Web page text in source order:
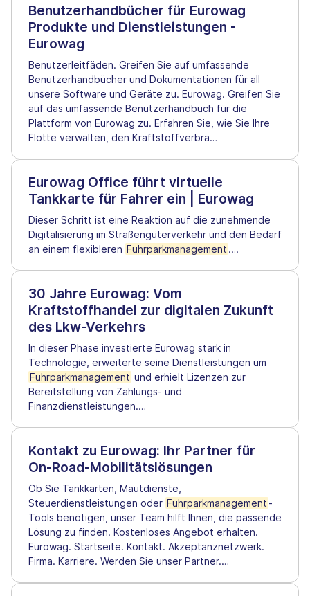
Benutzerhandbücher für Eurowag
Produkte und Dienstleistungen -
Eurowag
Benutzerleitfäden. Greifen Sie auf umfassende
Benutzerhandbücher und Dokumentationen für all
unsere Software und Geräte zu. Eurowag. Greifen Sie
auf das umfassende Benutzerhandbuch für die
Plattform von Eurowag zu. Erfahren Sie, wie Sie Ihre
Flotte verwalten, den Kraftstoffverbra…
Eurowag Office führt virtuelle
Tankkarte für Fahrer ein | Eurowag
Dieser Schritt ist eine Reaktion auf die zunehmende
Digitalisierung im Straßengüterverkehr und den Bedarf
an einem flexibleren Fuhrparkmanagement .…
30 Jahre Eurowag: Vom
Kraftstoffhandel zur digitalen Zukunft
des Lkw-Verkehrs
In dieser Phase investierte Eurowag stark in
Technologie, erweiterte seine Dienstleistungen um
Fuhrparkmanagement und erhielt Lizenzen zur
Bereitstellung von Zahlungs- und
Finanzdienstleistungen.…
Kontakt zu Eurowag: Ihr Partner für
On-Road-Mobilitätslösungen
Ob Sie Tankkarten, Mautdienste,
Steuerdienstleistungen oder Fuhrparkmanagement -
Tools benötigen, unser Team hilft Ihnen, die passende
Lösung zu finden. Kostenloses Angebot erhalten.
Eurowag. Startseite. Kontakt. Akzeptanznetzwerk.
Firma. Karriere. Werden Sie unser Partner.…